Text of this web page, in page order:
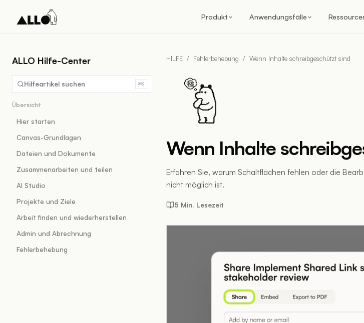
Produkt Anwendungsfälle
ALLO Hilfe-Center
Hilfeartikel suchen ⌘K
Übersicht
Hier starten
Canvas-Grundlagen
Dateien und Dokumente
Zusammenarbeiten und teilen
AI Studio
Projekte und Ziele
Arbeit finden und wiederherstellen
Admin und Abrechnung
Fehlerbehebung
HILFE / Fehlerbehebung / Wenn Inhalte schreibgeschützt sind
Wenn Inhalte
Erfahren Sie, warum Schaltflächen fehlen oder die
nicht möglich ist.
5 Min. Lesezeit